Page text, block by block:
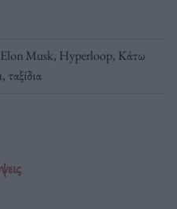
Elon Musk, Hyperloop, Κάτω
,ταξίδια